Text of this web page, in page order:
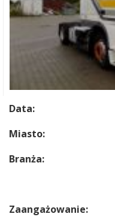
Data:
Miasto:
Branża:
Zaangażowanie: